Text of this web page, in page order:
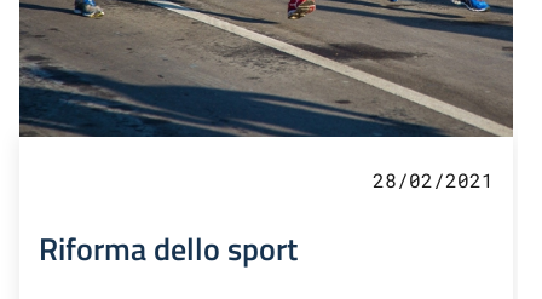
28/02/2021
Riforma dello sport